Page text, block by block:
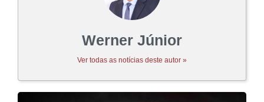
Werner Júnior
Ver todas as notícias deste autor »